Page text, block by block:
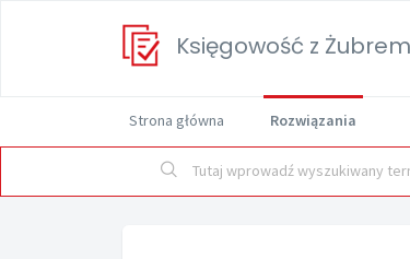
Księgowość z Żubrem
Strona główna Rozwiązania